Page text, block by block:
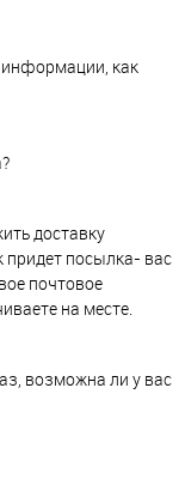
как
доставку
придет посылка- вас
почтовое
на месте.
возможна ли у вас